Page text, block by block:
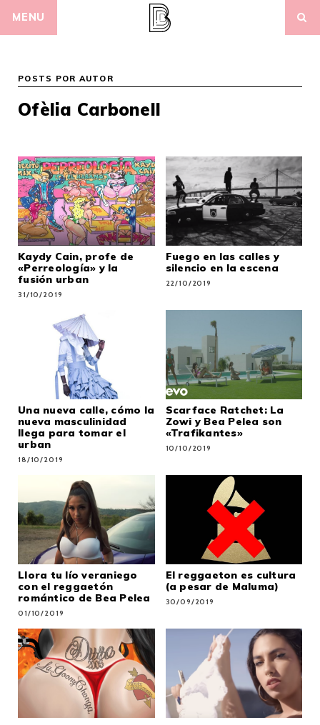
MENU
POSTS POR AUTOR
Ofèlia Carbonell
Kaydy Cain, profe de
«Perreología» y la
fusión urban
31/10/2019
Fuego en las calles y
silencio en la escena
22/10/2019
Una nueva calle, cómo la
nueva masculinidad
llega para tomar el
urban
18/10/2019
Scarface Ratchet: La
Zowi y Bea Pelea son
«Trafikantes»
10/10/2019
Llora tu lío veraniego
con el reggaetón
romántico de Bea Pelea
01/10/2019
El reggaeton es cultura
(a pesar de Maluma)
30/09/2019